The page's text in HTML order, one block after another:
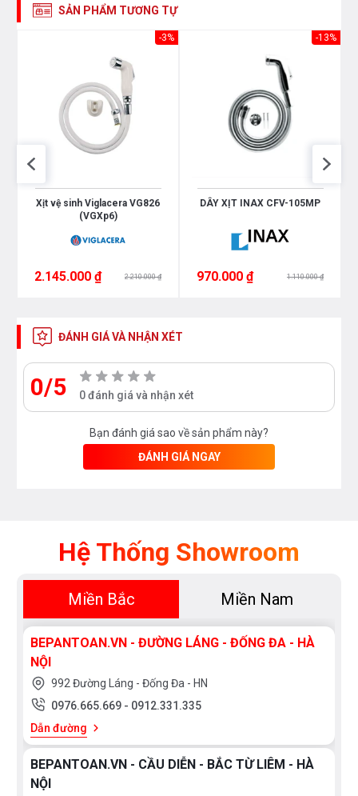
SẢN PHẨM TƯƠNG TỰ
-3%
Xịt vệ sinh Viglacera VG826
(VGXp6)
2.145.000 ₫ 2.210.000 ₫
-13%
DÂY XỊT INAX CFV-105MP
970.000 ₫ 1.110.000 ₫
ĐÁNH GIÁ VÀ NHẬN XÉT
0/5 0 đánh giá và nhận xét
Bạn đánh giá sao về sản phẩm này?
ĐÁNH GIÁ NGAY
Hệ Thống Showroom
Miền Bắc Miền Nam
BEPANTOAN.VN - ĐƯỜNG LÁNG - ĐỐNG ĐA - HÀ
NỘI
992 Đường Láng - Đống Đa - HN
0976.665.669 - 0912.331.335
Dẫn đường
BEPANTOAN.VN - CẦU DIỄN - BẮC TỪ LIÊM - HÀ
NỘI